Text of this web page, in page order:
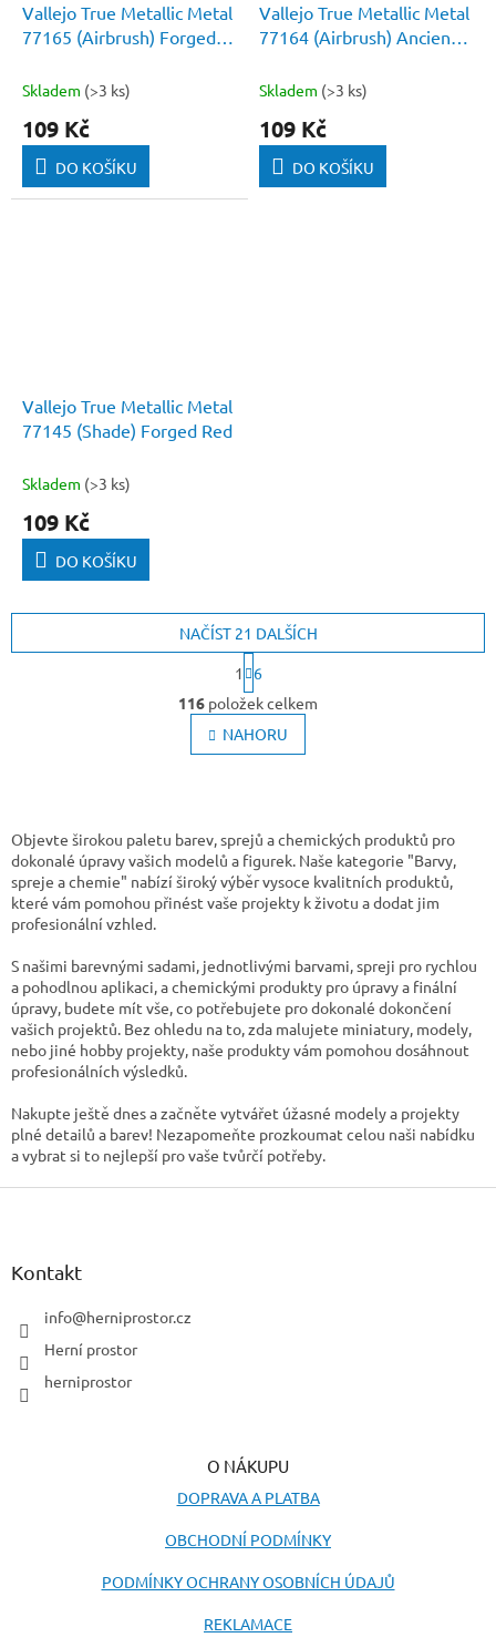
Vallejo True Metallic Metal
77165 (Airbrush) Forged
Skladem (>3 ks)
109 Kč
DO KOŠÍKU
Vallejo True Metallic Metal
77164 (Airbrush) Ancient
Skladem (>3 ks)
109 Kč
DO KOŠÍKU
Vallejo True Metallic Metal
77145 (Shade) Forged Red
Skladem (>3 ks)
109 Kč
DO KOŠÍKU
O
v
l
á
í
p
r
v
v
ý
p
i
s
NAČÍST 21 DALŠÍCH
S
t
r
á
n
k
n
í
1
6
116 položek celkem
NAHORU
Objevte širokou paletu barev, sprejů a chemických produktů pro
dokonalé úpravy vašich modelů a figurek. Naše kategorie "Barvy,
spreje a chemie" nabízí široký výběr vysoce kvalitních produktů,
které vám pomohou přinést vaše projekty k životu a dodat jim
profesionální vzhled.
S našimi barevnými sadami, jednotlivými barvami, spreji pro rychlou
a pohodlnou aplikaci, a chemickými produkty pro úpravy a finální
úpravy, budete mít vše, co potřebujete pro dokonalé dokončení
vašich projektů. Bez ohledu na to, zda malujete miniatury, modely,
nebo jiné hobby projekty, naše produkty vám pomohou dosáhnout
profesionálních výsledků.
Nakupte ještě dnes a začněte vytvářet úžasné modely a projekty
plné detailů a barev! Nezapomeňte prozkoumat celou naši nabídku
a vybrat si to nejlepší pro vaše tvůrčí potřeby.
Z
Kontakt
info@herniprostor.cz
Herní prostor
herniprostor
O NÁKUPU
DOPRAVA A PLATBA
OBCHODNÍ PODMÍNKY
PODMÍNKY OCHRANY OSOBNÍCH ÚDAJŮ
REKLAMACE